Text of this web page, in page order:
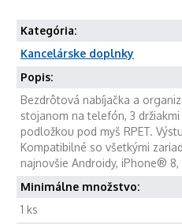
Kategória:
Kancelárske doplnky
Popis:
Bezdrôtová nabíjačka a
stojanom na telefón, 3
podložkou pod myš RPET.
Kompatibilné so všetkými
najnovšie Androidy, iPhone® 8,
Minimálne množstvo:
1 ks